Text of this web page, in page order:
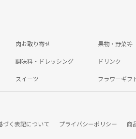
肉お取り寄せ 果物・野菜等
調味料・ドレッシング ドリンク
スイーツ フラワーギフ
づく表記について プライバシーポリシー 商